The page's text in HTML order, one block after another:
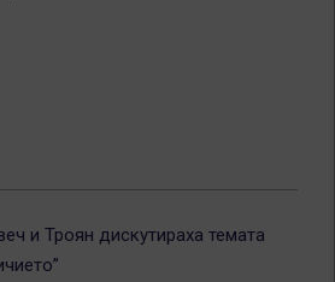
и Троян дискутираха темата